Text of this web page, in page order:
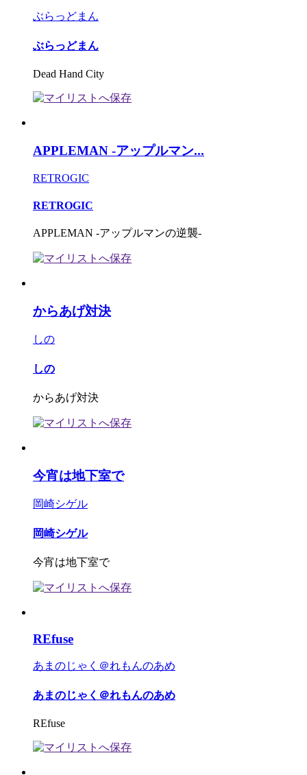
ぶらっどまん
ぶらっどまん
Dead Hand City
APPLEMAN -アップルマン...
RETROGIC
RETROGIC
APPLEMAN -アップルマンの逆襲-
からあげ対決
しの
しの
からあげ対決
今宵は地下室で
岡崎シゲル
岡崎シゲル
今宵は地下室で
REfuse
あまのじゃく＠れもんのあめ
あまのじゃく＠れもんのあめ
REfuse